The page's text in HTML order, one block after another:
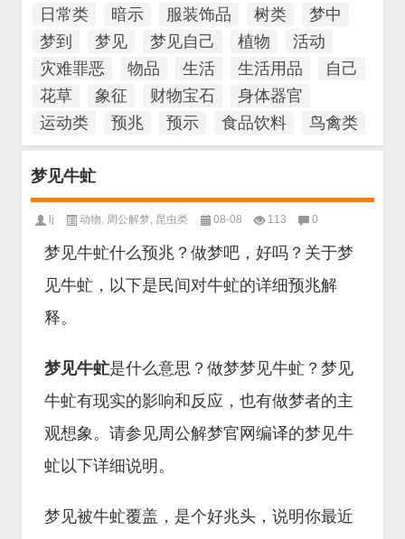
日常类
暗示 服装饰品 树类
梦中
梦到
梦见 梦见自己 植物
活动
灾难罪恶
物品 生活 生活用品
自己
花草
象征 财物宝石
身体器官
运动类
预兆 预示 食品饮料 鸟禽类
梦见牛虻
lj 动物, 周公解梦, 昆虫类 08-08 113 0
梦见牛虻什么预兆？做梦吧，好吗？关于梦
见牛虻，以下是民间对牛虻的详细预兆解
释。
梦见牛虻是什么意思？做梦梦见牛虻？梦见
牛虻有现实的影响和反应，也有做梦者的主
观想象。请参见周公解梦官网编译的梦见牛
虻以下详细说明。
梦见被牛虻覆盖，是个好兆头，说明你最近